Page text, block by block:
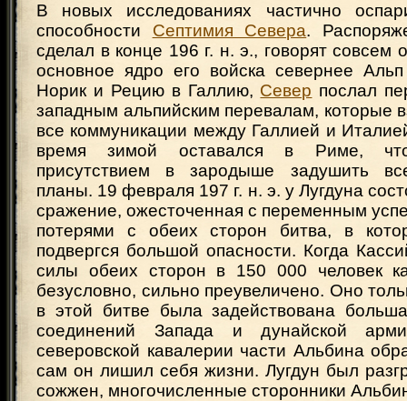
В новых исследованиях частично
способности Септимия Севера.
сделал в конце 196 г. н. э., говорят совсем
основное ядро его войска севернее
Норик и Рецию в Галлию, Север послал
западным альпийским перевалам, которые
все коммуникации между Галлией и
время зимой оставался в Риме,
присутствием в зародыше задушить
планы. 19 февраля 197 г. н. э. у Лугдуна
сражение, ожесточенная с переменным
потерями с обеих сторон битва, в
подвергся большой опасности. Когда
силы обеих сторон в 150 000 человек
безусловно, сильно преувеличено. Оно
в этой битве была задействована
соединений Запада и дунайской
северовской кавалерии части Альбина
сам он лишил себя жизни. Лугдун был
сожжен, многочисленные сторонники